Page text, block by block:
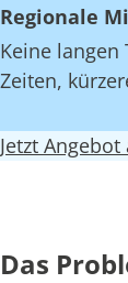
Regionale
Keine
Zeiten,
Jetzt
Das